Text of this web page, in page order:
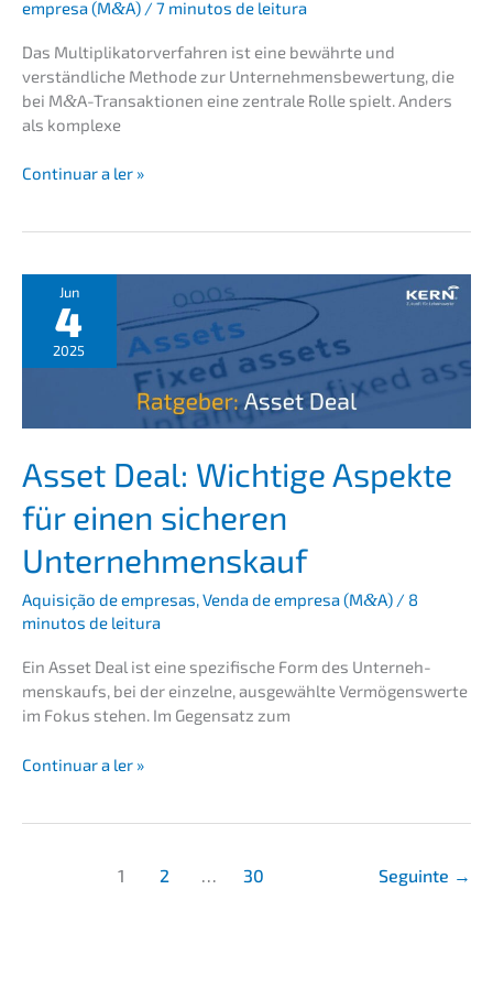
empre­sa (M&A) / 7 minutos de leitura
Das Multi­pli­ka­tor­ver­fah­ren ist eine bewähr­te und
verständ­li­che Metho­de zur Unter­neh­mens­be­wer­tung, die
bei M&A-Transaktionen eine zentra­le Rolle spielt. Anders
als komplexe
Das
Conti­nu­ar a ler »
Jun
4
2025
Asset Deal: Wichti­ge Aspek­te
für einen siche­ren
Unternehmenskauf
Aquisi­ção de empre­sas,Venda de empre­sa (M&A) / 8
minutos de leitura
Ein Asset Deal ist eine spezi­fi­sche Form des Unter­neh­
mens­kaufs, bei der einzel­ne, ausge­wähl­te Vermö­gens­wer­te
im Fokus stehen. Im Gegen­satz zum
Asset
Conti­nu­ar a ler »
1 2 30 Seguin­te →